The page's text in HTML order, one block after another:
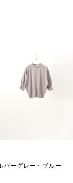
バーグレー・ブルー